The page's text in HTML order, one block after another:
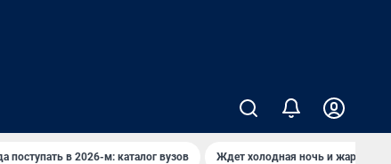
поступать в 2026-м: каталог вузов Ждет холодная ночь и жаркий